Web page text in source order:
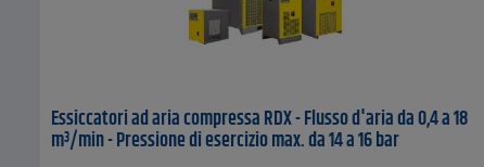
Essiccatori ad aria compressa RDX - Flusso d'aria da 0,4 a 18
m³/min - Pressione di esercizio max. da 14 a 16 bar